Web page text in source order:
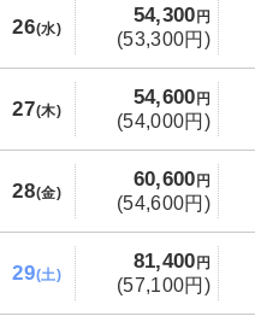
26(水)
54,300 円
(53,300円)
27(木)
54,600 円
(54,000円)
28(金)
60,600 円
(54,600円)
29(土)
81,400 円
(57,100円)